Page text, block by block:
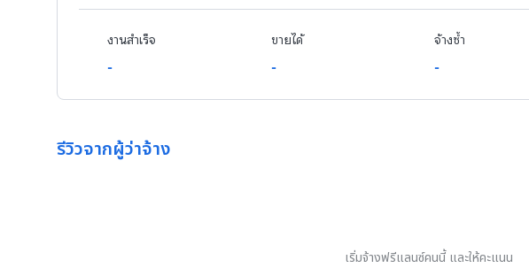
งานสำเร็จ
-
ขายได้
-
จ้างซ้ำ
-
รีวิวจากผู้ว่าจ้าง
เริ่มจ้างฟรีแลนซ์คนนี้ และให้คะแนน